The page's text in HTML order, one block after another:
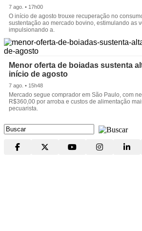
7 ago. • 17h00
O início de agosto trouxe recuperação no
sustentação ao mercado bovino, estimulando as
impulsionando a.
Menor oferta de boiadas sustenta
início de agosto
7 ago. • 15h48
Mercado segue comprador em São Paulo, com
R$360,00 por arroba e custos de alimentação
pecuarista.